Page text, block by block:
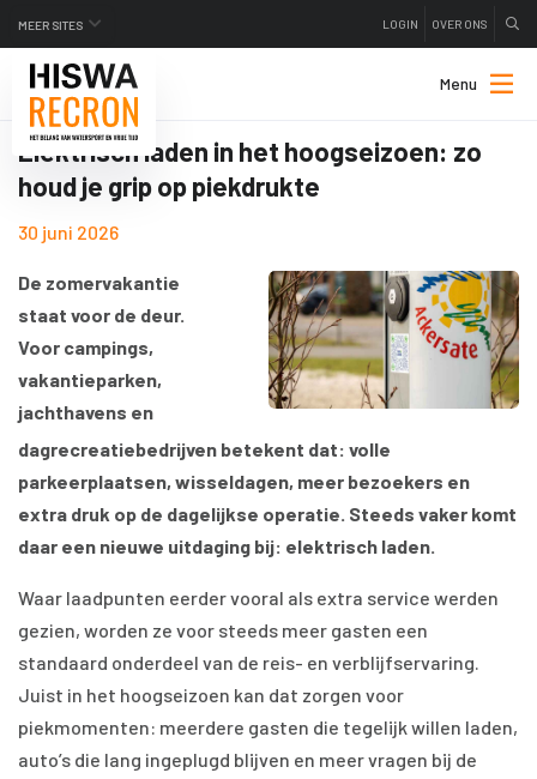
MEER SITES LOGIN OVER ONS
Menu
Elektrisch laden in het hoogseizoen: zo
houd je grip op piekdrukte
30 juni 2026
De zomervakantie
staat voor de deur.
Voor campings,
vakantieparken,
jachthavens en
dagrecreatiebedrijven betekent dat: volle
parkeerplaatsen, wisseldagen, meer bezoekers en
extra druk op de dagelijkse operatie. Steeds vaker komt
daar een nieuwe uitdaging bij: elektrisch laden.
Waar laadpunten eerder vooral als extra service werden
gezien, worden ze voor steeds meer gasten een
standaard onderdeel van de reis- en verblijfservaring.
Juist in het hoogseizoen kan dat zorgen voor
piekmomenten: meerdere gasten die tegelijk willen laden,
auto’s die lang ingeplugd blijven en meer vragen bij de